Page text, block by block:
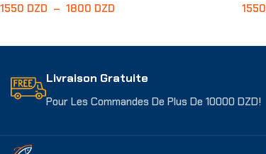
1550 DZD – 1800 DZD
1550
Livraison Gratuite
Pour Les Commandes De Plus De 10000 DZD!